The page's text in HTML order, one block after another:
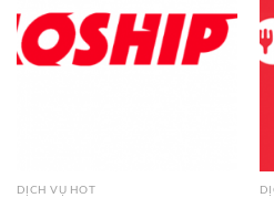
DỊCH VỤ HOT